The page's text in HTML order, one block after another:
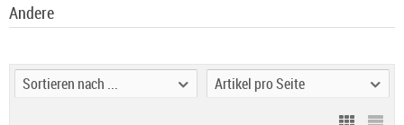
Andere
Sortieren nach ... Artikel pro Seite